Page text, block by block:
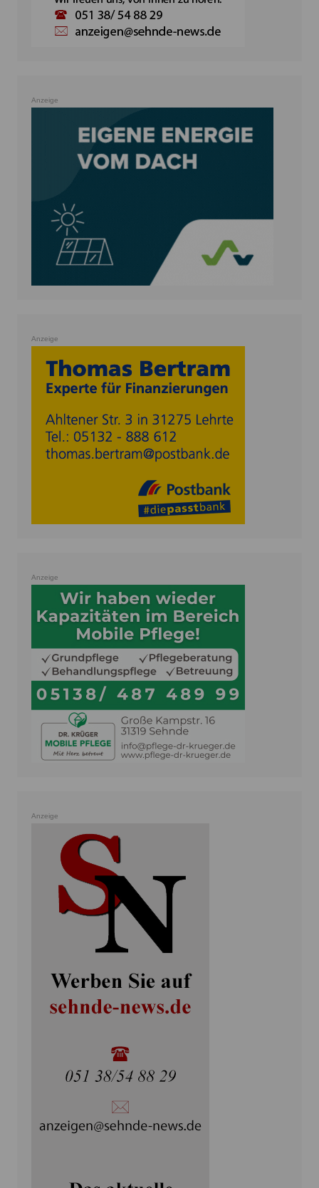
Anzeige
Anzeige
Anzeige
Anzeige